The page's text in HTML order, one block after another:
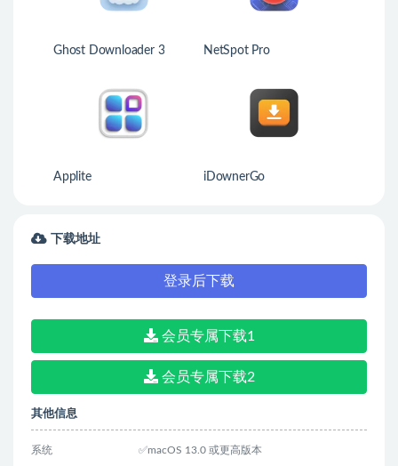
Ghost Downloader 3 NetSpot Pro
Applite iDownerGo
下载地址
登录后下载
会员专属下载1
会员专属下载2
其他信息
系统 ✅macOS 13.0 或更高版本